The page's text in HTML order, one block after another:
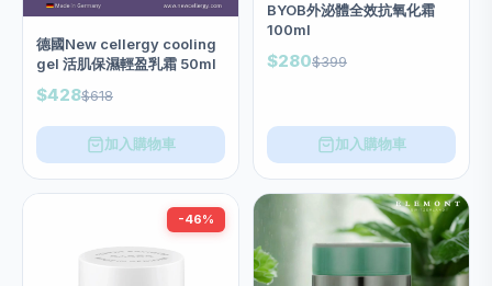
德國New cellergy cooling
gel 活肌保濕輕盈乳霜 50ml
$428$618
加入購物車
BYOB外泌體全效抗氧化霜
100ml
$280$399
加入購物車
-46%